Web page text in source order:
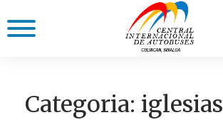
Categoria: iglesias